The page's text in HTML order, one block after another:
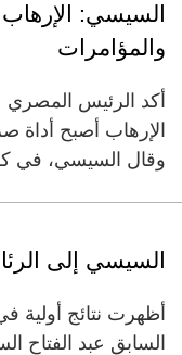
السيسي:
والمؤامرات
أكد الرئيس
الإرهاب أصبح أداة
وقال السيسي، في
السيسي إلى
أظهرت نتائج أولية
السابق عبد الفتاح